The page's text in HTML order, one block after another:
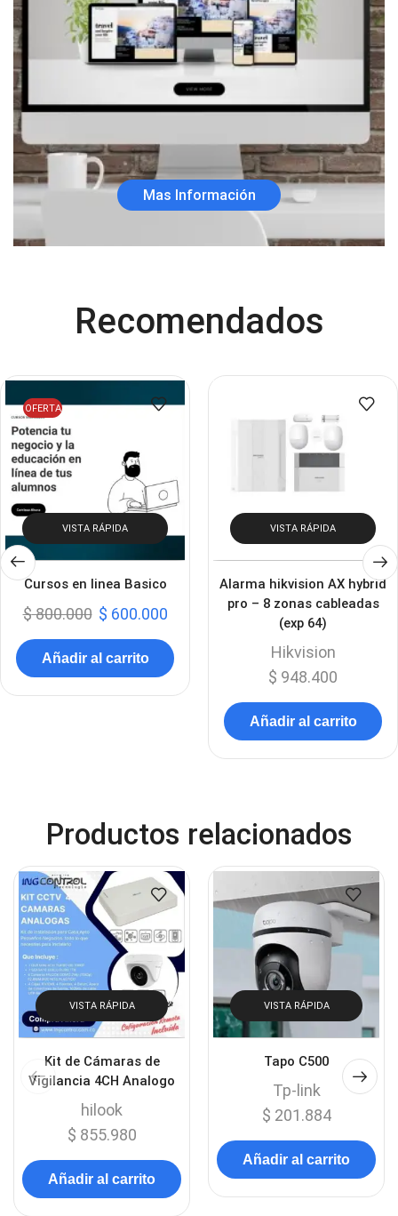
Mas Información
Recomendados
OFERTA
VISTA RÁPIDA
Cursos en linea Basico
$800.000 $ 600.000
Añadir al carrito
VISTA RÁPIDA
Alarma hikvision AX hybrid
pro – 8 zonas cableadas
(exp 64)
Hikvision
$ 948.400
Añadir al carrito
Productos relacionados
VISTA RÁPIDA
Kit de Cámaras de
Vigilancia 4CH Analogo
hilook
$ 855.980
Añadir al carrito
VISTA RÁPIDA
Tapo C500
Tp-link
$ 201.884
Añadir al carrito